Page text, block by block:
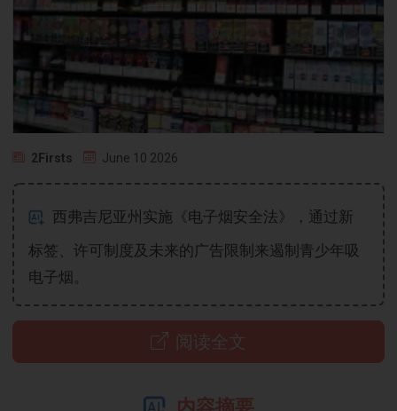
2Firsts June 10 2026
西弗吉尼亚州实施《电子烟安全法》，通过新
标签、许可制度及未来的广告限制来遏制青少年吸
电子烟。
阅读全文
内容摘要